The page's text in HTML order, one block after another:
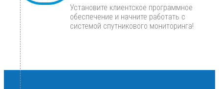
Установите клиентское программное
обеспечение и начните работать с
системой спутникового мониторинга!